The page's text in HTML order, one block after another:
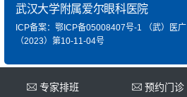
武汉大学附属爱尔眼科医院
ICP备案：鄂ICP备05008407号-1 （武）医广
（2023）第10-11-04号
专家排班 预约门诊